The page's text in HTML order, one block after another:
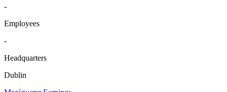
-
Employees
-
Headquarters
Dublin